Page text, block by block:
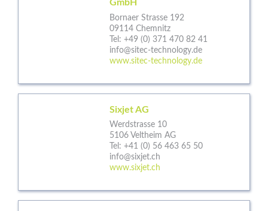
GmbH
Bornaer Strasse 192
09114 Chemnitz
Tel: +49 (0) 371 470 82 41
info@sitec-technology.de
www.sitec-technology.de
Sixjet AG
Werdstrasse 10
5106 Veltheim AG
Tel: +41 (0) 56 463 65 50
info@sixjet.ch
www.sixjet.ch